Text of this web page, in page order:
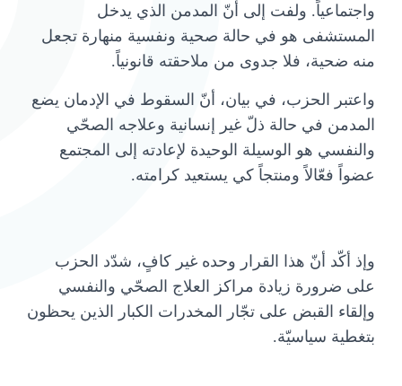
واجتماعياً. ولفت إلى أنّ المدمن الذي يدخل
المستشفى هو في حالة صحية ونفسية منهارة تجعل
منه ضحية، فلا جدوى من ملاحقته قانونياً.
واعتبر الحزب، في بيان، أنّ السقوط في الإدمان يضع
المدمن في حالة ذلّ غير إنسانية وعلاجه الصحّي
والنفسي هو الوسيلة الوحيدة لإعادته إلى المجتمع
عضواً فعّالاً ومنتجاً كي يستعيد كرامته.
وإذ أكّد أنّ هذا القرار وحده غير كافٍ، شدّد الحزب
على ضرورة زيادة مراكز العلاج الصحّي والنفسي
وإلقاء القبض على تجّار المخدرات الكبار الذين يحظون
بتغطية سياسيّة.